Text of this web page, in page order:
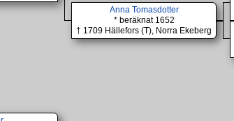
Anna Tomasdotter
* beräknat 1652
† 1709 Hällefors (T), Norra Ekeberg